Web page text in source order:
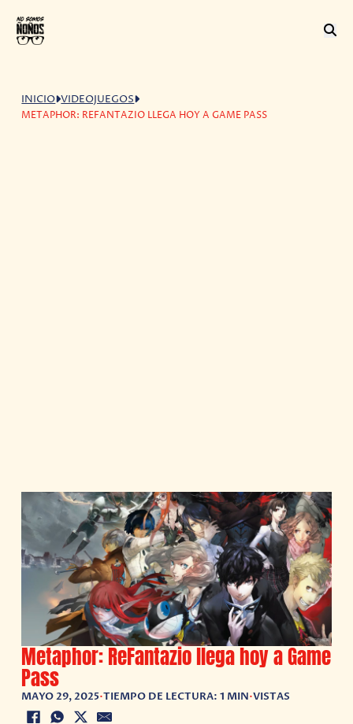
INICIO VIDEOJUEGOS
METAPHOR: REFANTAZIO LLEGA HOY A GAME PASS
Metaphor: ReFantazio llega hoy a Game
Pass
MAYO 29, 2025•TIEMPO DE LECTURA: 1 MIN•VISTAS